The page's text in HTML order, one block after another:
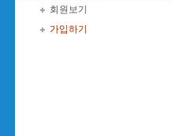
회원보기
가입하기